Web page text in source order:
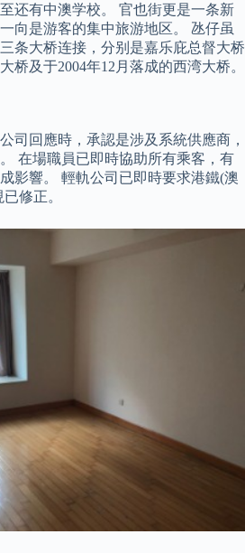
还有中澳学校。 官也街更是一条新
向是游客的集中旅游地区。 氹仔虽
条大桥连接，分别是嘉乐庇总督大桥
桥及于2004年12月落成的西湾大桥。
司回應時，承認是涉及系統供應商，
在場職員已即時協助所有乘客，有
影響。 輕軌公司已即時要求港鐵(澳
修正。